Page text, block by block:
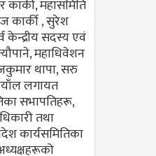
महासमिति
कार्की , सुरेश
केन्द्रीय सदस्य एवं
महाधिवेशन
थापा, सरु
लगायत
सभापतिहरू,
तथा
कार्यसमितिका